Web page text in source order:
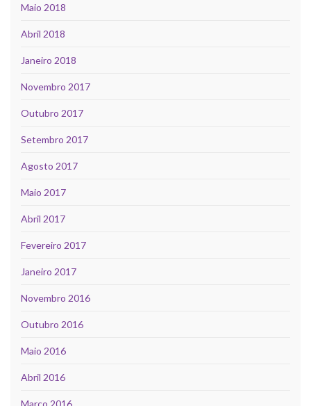
Maio 2018
Abril 2018
Janeiro 2018
Novembro 2017
Outubro 2017
Setembro 2017
Agosto 2017
Maio 2017
Abril 2017
Fevereiro 2017
Janeiro 2017
Novembro 2016
Outubro 2016
Maio 2016
Abril 2016
Março 2016